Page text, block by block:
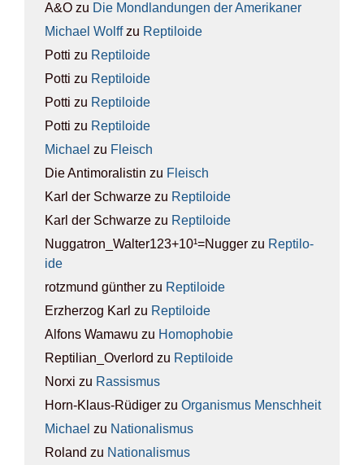
A&O zu Die Mond­lan­dun­gen der Ame­ri­ka­ner
Michael Wolffzu Rep­ti­lo­ide
Potti zu Rep­ti­lo­ide
Potti zu Rep­ti­lo­ide
Potti zu Rep­ti­lo­ide
Potti zu Rep­ti­lo­ide
Michael zu Fleisch
Die Antimoralistin zu Fleisch
Karl der Schwarze zu Rep­ti­lo­ide
Karl der Schwarze zu Rep­ti­lo­ide
Nuggatron_Walter123+10¹=Nugger zu Rep­ti­lo­
ide
rotzmund günther zu Rep­ti­lo­ide
Erzherzog Karl zu Rep­ti­lo­ide
Alfons Wamawu zu Homo­pho­bie
Reptilian_Overlord zu Rep­ti­lo­ide
Norxi zu Ras­sis­mus
Horn-Klaus-Rüdiger zu Orga­nis­mus Mensch­heit
Michael zu Natio­na­lis­mus
Roland zu Natio­na­lis­mus